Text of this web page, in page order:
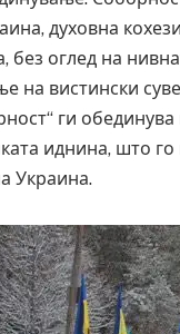
духовна
без оглед на
на вистински
ги обединува
иднина, што
Украина.